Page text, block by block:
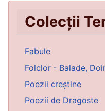
Colecții
Fabule
Folclor - Balade,
Poezii creștine
Poezii de Dragoste